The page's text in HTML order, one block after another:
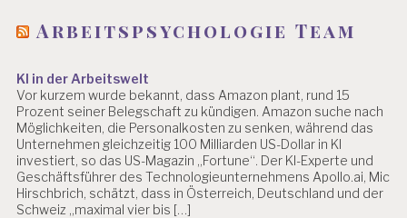
H
T
A
R
B
EI
T
S
W
Arbeitspsychologie Team
KI in der Arbeitswelt
Vor kurzem wurde bekannt, dass Amazon plant, rund 15
Prozent seiner Belegschaft zu kündigen. Amazon suche nach
Möglichkeiten, die Personalkosten zu senken, während das
Unternehmen gleichzeitig 100 Milliarden US-Dollar in KI
investiert, so das US-Magazin „Fortune“. Der KI-Experte und
Geschäftsführer des Technologieunternehmens Apollo.ai, Mic
Hirschbrich, schätzt, dass in Österreich, Deutschland und der
Schweiz „maximal vier bis […]